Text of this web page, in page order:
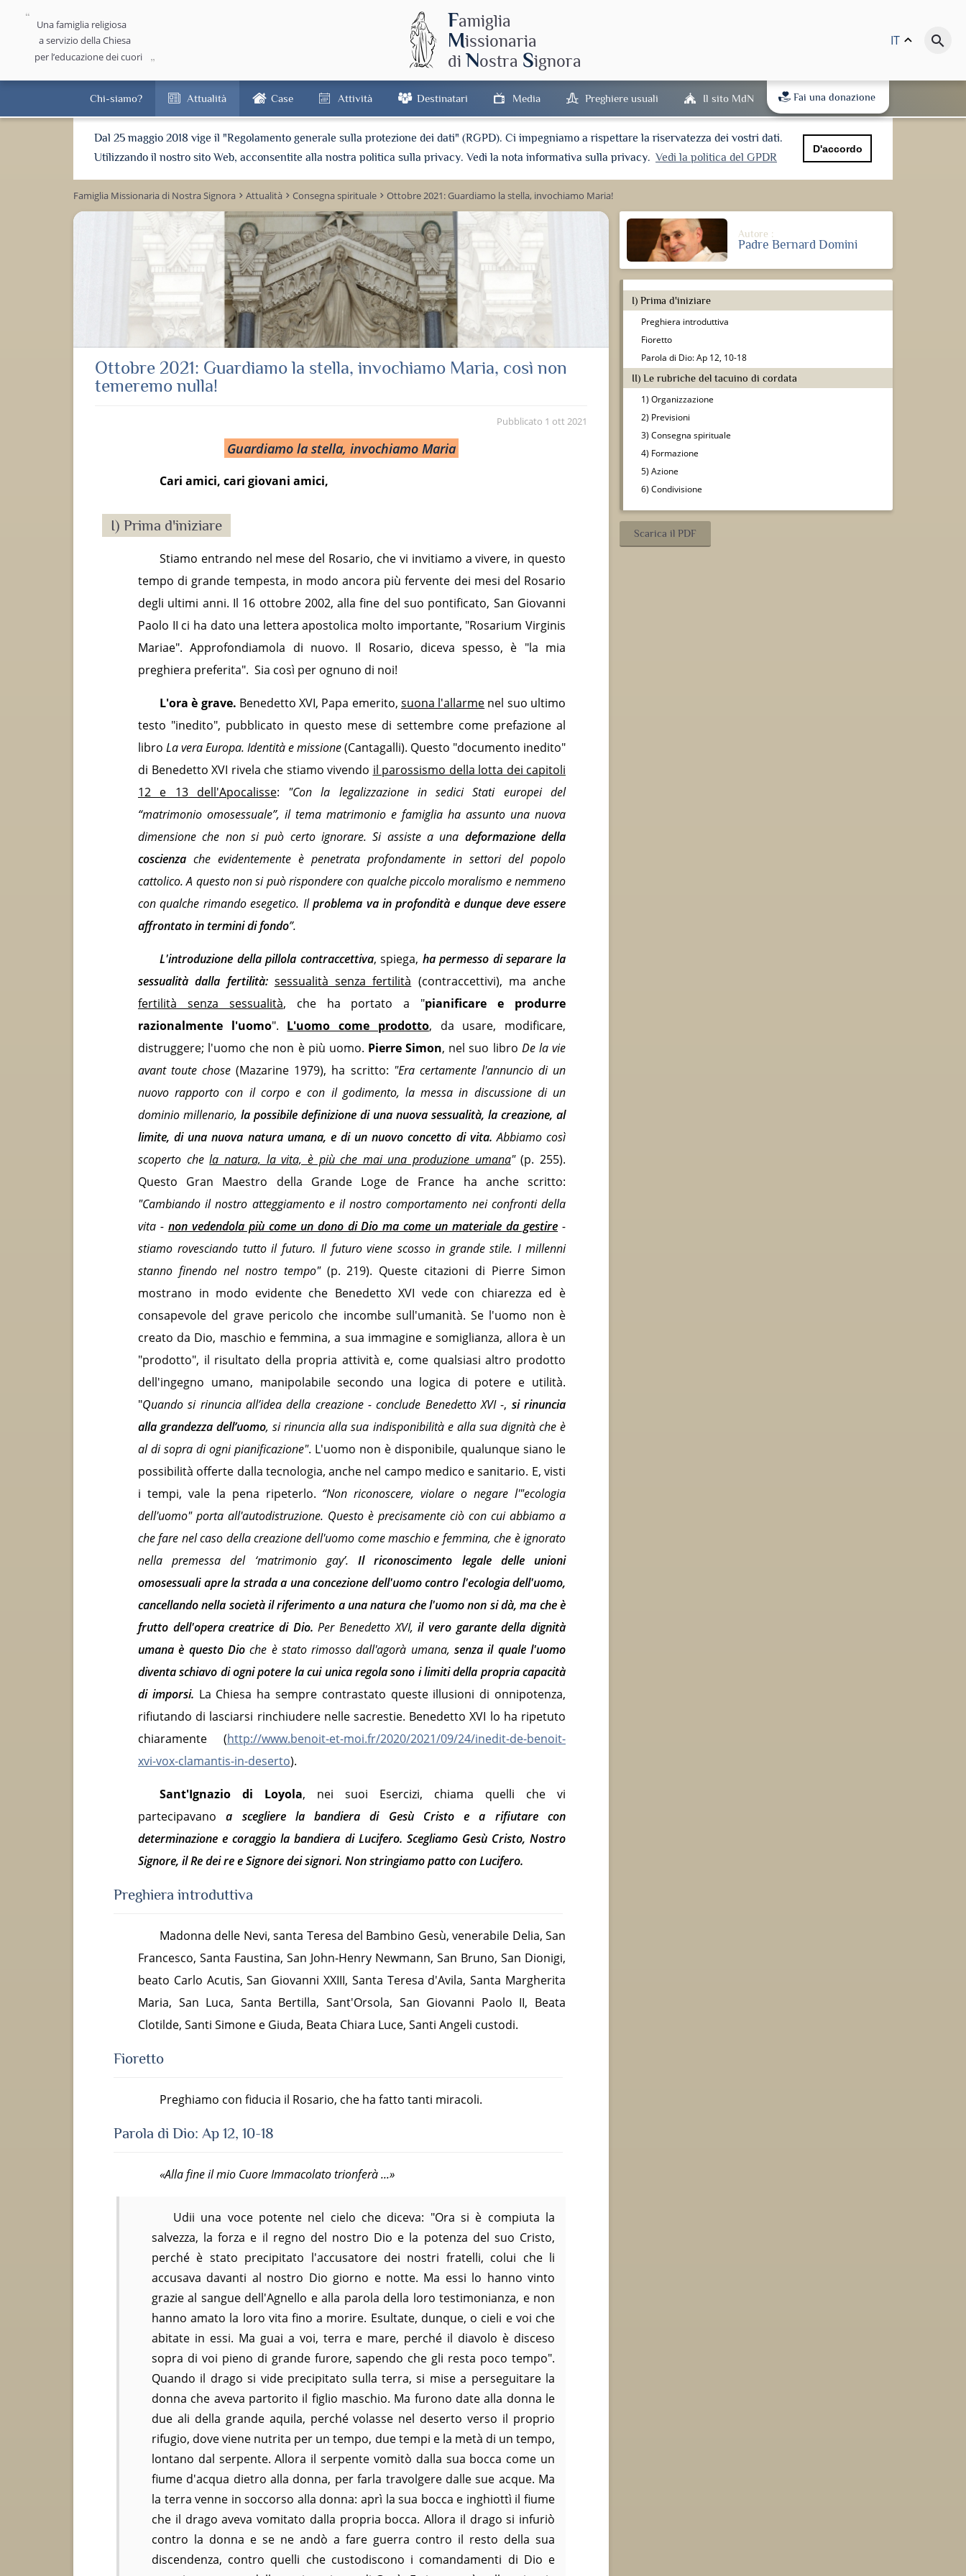
Una famiglia religiosa
a servizio della Chiesa
per l’educazione dei cuori
Famiglia
Missionaria
diNostra Signora
IT keyboard_arrow_up search
Chi-siamo? Attualità Case Attività Destinatari Media Preghiere usuali Il sito MdN Fai una donazione
Dal 25 maggio 2018 vige il "Regolamento generale sulla protezione dei dati" (RGPD). Ci impegniamo a rispettare la riservatezza dei vostri dati.
Utilizzando il nostro sito Web, acconsentite alla nostra politica sulla privacy. Vedi la nota informativa sulla privacy. Vedi la politica del GPDR
D'accordo
Famiglia Missionaria di Nostra Signora keyboard_arrow_right Attualità keyboard_arrow_right Consegna spirituale keyboard_arrow_right Ottobre 2021: Guardiamo la stella, invochiamo Maria!
Ottobre 2021: Guardiamo la stella, invochiamo Maria, così non
temeremo nulla!
Pubblicato 1 ott 2021
Guardiamo la stella, invochiamo Maria
Cari amici, cari giovani amici,
I) Prima d'iniziare
Stiamo entrando nel mese del Rosario, che vi invitiamo a vivere, in questo
tempo di grande tempesta, in modo ancora più fervente dei mesi del Rosario
degli ultimi anni. Il 16 ottobre 2002, alla fine del suo pontificato, San Giovanni
Paolo II ci ha dato una lettera apostolica molto importante, "Rosarium Virginis
Mariae". Approfondiamola di nuovo. Il Rosario, diceva spesso, è "la mia
preghiera preferita". Sia così per ognuno di noi!
L'ora è grave. Benedetto XVI, Papa emerito, suona l'allarme nel suo ultimo
testo "inedito", pubblicato in questo mese di settembre come prefazione al
libro La vera Europa. Identità e missione(Cantagalli). Questo "documento inedito"
di Benedetto XVI rivela che stiamo vivendo il parossismo della lotta dei capitoli
12 e 13 dell'Apocalisse: "Con la legalizzazione in sedici Stati europei del
“matrimonio omosessuale”, il tema matrimonio e famiglia ha assunto una nuova
dimensione che non si può certo ignorare. Si assiste a una deformazione della
coscienza che evidentemente è penetrata profondamente in settori del popolo
cattolico. A questo non si può rispondere con qualche piccolo moralismo e nemmeno
con qualche rimando esegetico. Ilproblema va in profondità e dunque deve essere
affrontato in termini di fondo”.
L'introduzione della pillola contraccettiva, spiega, ha permesso di separare la
sessualità dalla fertilità: sessualità senza fertilità (contraccettivi), ma anche
fertilità senza sessualità, che ha portato a "pianificare e produrre
razionalmente l'uomo". L'uomo come prodotto, da usare, modificare,
distruggere; l'uomo che non è più uomo. Pierre Simon, nel suo libro De la vie
avant toute chose (Mazarine 1979), ha scritto: "Era certamente l'annuncio di un
nuovo rapporto con il corpo e con il godimento, la messa in discussione di un
dominio millenario, la possibile definizione di una nuova sessualità, la creazione, al
limite, di una nuova natura umana, e di un nuovo concetto di vita. Abbiamo così
scoperto chela natura, la vita, è più che mai una produzione umana"(p. 255).
Questo Gran Maestro della Grande Loge de France ha anche scritto:
"Cambiando il nostro atteggiamento e il nostro comportamento nei confronti della
vita - non vedendola più come un dono di Dio ma come un materiale da gestire -
stiamo rovesciando tutto il futuro. Il futuro viene scosso in grande stile. I millenni
stanno finendo nel nostro tempo"(p. 219). Queste citazioni di Pierre Simon
mostrano in modo evidente che Benedetto XVI vede con chiarezza ed è
consapevole del grave pericolo che incombe sull'umanità. Se l'uomo non è
creato da Dio, maschio e femmina, a sua immagine e somiglianza, allora è un
"prodotto", il risultato della propria attività e, come qualsiasi altro prodotto
dell'ingegno umano, manipolabile secondo una logica di potere e utilità.
"Quando si rinuncia all’idea della creazione - conclude Benedetto XVI-, si rinuncia
alla grandezza dell’uomo, si rinuncia alla sua indisponibilità e alla sua dignità che è
al di sopra di ogni pianificazione". L'uomo non è disponibile, qualunque siano le
possibilità offerte dalla tecnologia, anche nel campo medico e sanitario. E, visti
i tempi, vale la pena ripeterlo. “Non riconoscere, violare o negare l'"ecologia
dell'uomo" porta all'autodistruzione. Questo è precisamente ciò con cui abbiamo a
che fare nel caso della creazione dell'uomo come maschio e femmina, che è ignorato
nella premessa del ‘matrimonio gay’.Il riconoscimento legale delle unioni
omosessuali apre la strada a una concezione dell'uomo contro l'ecologia dell'uomo,
cancellando nella società il riferimento a una natura che l'uomo non si dà, ma che è
frutto dell'opera creatrice di Dio. Per Benedetto XVI,il vero garante della dignità
umana è questo Dioche è stato rimosso dall'agorà umana,senza il quale l'uomo
diventa schiavo di ogni potere la cui unica regola sono i limiti della propria capacità
di imporsi. La Chiesa ha sempre contrastato queste illusioni di onnipotenza,
rifiutando di lasciarsi rinchiudere nelle sacrestie. Benedetto XVI lo ha ripetuto
chiaramente (http://www.benoit-et-moi.fr/2020/2021/09/24/inedit-de-benoit-
xvi-vox-clamantis-in-deserto).
Sant'Ignazio di Loyola, nei suoi Esercizi, chiama quelli che vi
partecipavanoa scegliere la bandiera di Gesù Cristo e a rifiutare con
determinazione e coraggio la bandiera di Lucifero. Scegliamo Gesù Cristo, Nostro
Signore, il Re dei re e Signore dei signori. Non stringiamo patto con Lucifero.
Preghiera introduttiva
Madonna delle Nevi, santa Teresa del Bambino Gesù, venerabile Delia, San
Francesco, Santa Faustina, San John-Henry Newmann, San Bruno, San Dionigi,
beato Carlo Acutis, San Giovanni XXIII, Santa Teresa d'Avila, Santa Margherita
Maria, San Luca, Santa Bertilla, Sant'Orsola, San Giovanni Paolo II, Beata
Clotilde, Santi Simone e Giuda, Beata Chiara Luce, Santi Angeli custodi.
Fioretto
Preghiamo con fiducia il Rosario, che ha fatto tanti miracoli.
Parola di Dio: Ap 12, 10-18
«Alla fine il mio Cuore Immacolato trionferà ...»
Udii una voce potente nel cielo che diceva: "Ora si è compiuta la
salvezza, la forza e il regno del nostro Dio e la potenza del suo Cristo,
perché è stato precipitato l'accusatore dei nostri fratelli, colui che li
accusava davanti al nostro Dio giorno e notte. Ma essi lo hanno vinto
grazie al sangue dell'Agnello e alla parola della loro testimonianza, e non
hanno amato la loro vita fino a morire. Esultate, dunque, o cieli e voi che
abitate in essi. Ma guai a voi, terra e mare, perché il diavolo è disceso
sopra di voi pieno di grande furore, sapendo che gli resta poco tempo".
Quando il drago si vide precipitato sulla terra, si mise a perseguitare la
donna che aveva partorito il figlio maschio. Ma furono date alla donna le
due ali della grande aquila, perché volasse nel deserto verso il proprio
rifugio, dove viene nutrita per un tempo, due tempi e la metà di un tempo,
lontano dal serpente. Allora il serpente vomitò dalla sua bocca come un
fiume d'acqua dietro alla donna, per farla travolgere dalle sue acque. Ma
la terra venne in soccorso alla donna: aprì la sua bocca e inghiottì il fiume
che il drago aveva vomitato dalla propria bocca. Allora il drago si infuriò
contro la donna e se ne andò a fare guerra contro il resto della sua
discendenza, contro quelli che custodiscono i comandamenti di Dio e
Autore :
Padre Bernard Domini
I) Prima d'iniziare
Preghiera introduttiva
Fioretto
Parola di Dio: Ap 12, 10-18
II) Le rubriche del tacuino di cordata
1) Organizzazione
2) Previsioni
3) Consegna spirituale
4) Formazione
5) Azione
6) Condivisione
Scarica il PDF